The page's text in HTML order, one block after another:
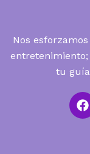
Nos
tu